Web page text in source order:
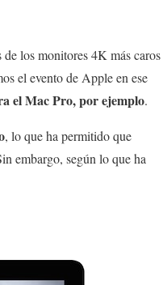
los monitores 4K más caros
el evento de Apple en ese
el Mac Pro, por ejemplo.
, lo que ha permitido que
embargo, según lo que ha